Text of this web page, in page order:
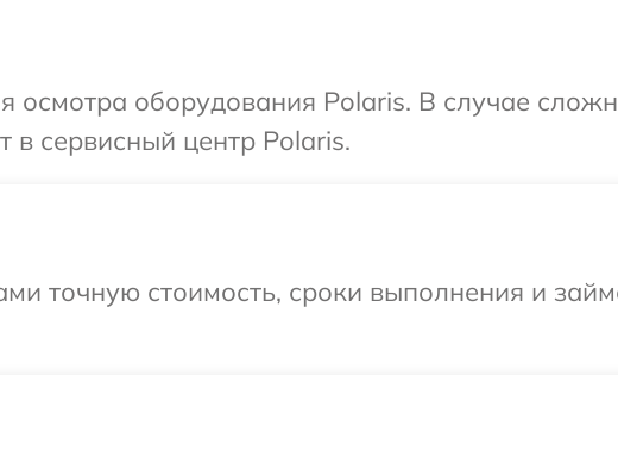
осмотра оборудования Polaris. В случае
в сервисный центр Polaris.
точную стоимость, сроки выполнения и